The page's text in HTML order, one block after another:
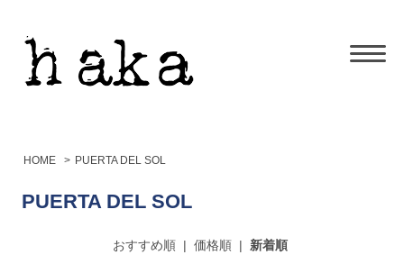
HOME > PUERTA DEL SOL
PUERTA DEL SOL
おすすめ順| 価格順| 新着順